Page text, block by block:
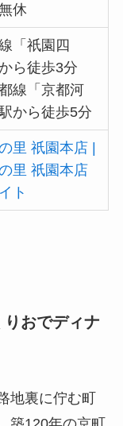
休
「祇園四
ら徒歩3分
線「京都河
から徒歩5分
里 祇園本店 |
里 祇園本店
ト
おでディナ
地裏に佇む町